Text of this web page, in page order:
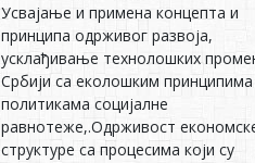
Усвајање и примена концепта и
принципа одрживог развоја,
усклађивање технолошких
Србији са еколошким
политикама социјалне
равнотеже,.Одрживост
структуре са процесима који су